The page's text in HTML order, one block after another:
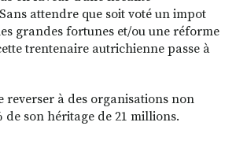
attendre que soit voté un impot
grandes fortunes et/ou une réforme
trentenaire autrichienne passe à
reverser à des organisations non
de son héritage de 21 millions.